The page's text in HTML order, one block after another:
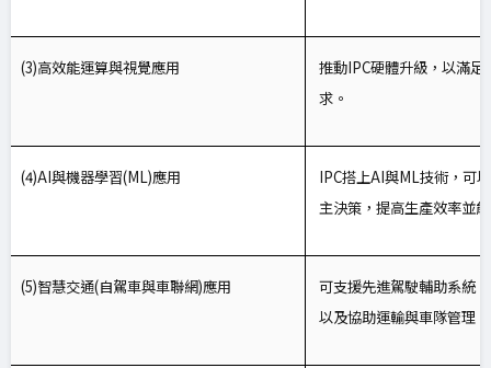
(3)高效能運算與視覺應用
推動IPC硬體升級，以滿
求。
(4)AI與機器學習(ML)應用 IPC搭上AI與ML技術，可
主決策，提高生產效率並
(5)智慧交通(自駕車與車聯網)應用
可支援先進駕駛輔助系統
以及協助運輸與車隊管理